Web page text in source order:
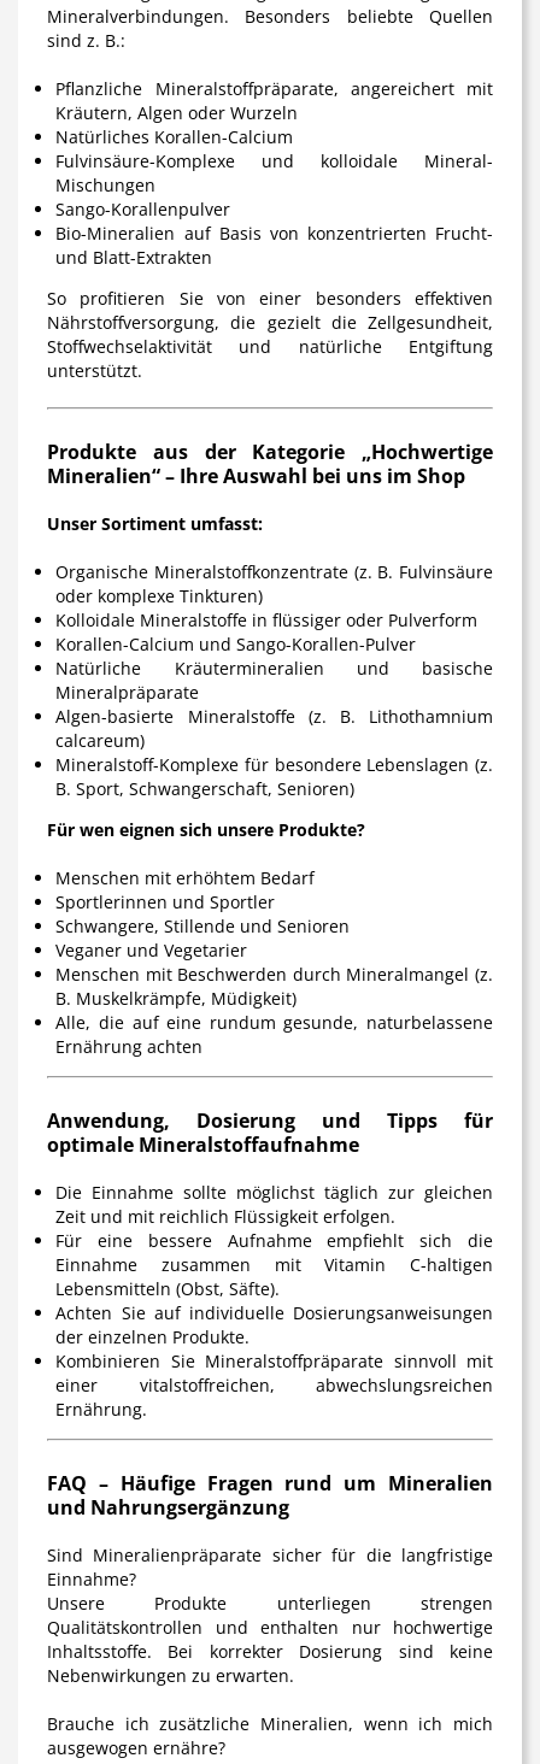
Mineralverbindungen. Besonders beliebte Quellen
sind z. B.:
Pflanzliche Mineralstoffpräparate, angereichert mit
Kräutern, Algen oder Wurzeln
Natürliches Korallen-Calcium
Fulvinsäure-Komplexe und kolloidale Mineral-
Mischungen
Sango-Korallenpulver
Bio-Mineralien auf Basis von konzentrierten Frucht-
und Blatt-Extrakten
So profitieren Sie von einer besonders effektiven
Nährstoffversorgung, die gezielt die Zellgesundheit,
Stoffwechselaktivität und natürliche Entgiftung
unterstützt.
Produkte aus der Kategorie „Hochwertige
Mineralien“ – Ihre Auswahl bei uns im Shop
Unser Sortiment umfasst:
Organische Mineralstoffkonzentrate (z. B. Fulvinsäure
oder komplexe Tinkturen)
Kolloidale Mineralstoffe in flüssiger oder Pulverform
Korallen-Calcium und Sango-Korallen-Pulver
Natürliche Kräutermineralien und basische
Mineralpräparate
Algen-basierte Mineralstoffe (z. B. Lithothamnium
calcareum)
Mineralstoff-Komplexe für besondere Lebenslagen (z.
B. Sport, Schwangerschaft, Senioren)
Für wen eignen sich unsere Produkte?
Menschen mit erhöhtem Bedarf
Sportlerinnen und Sportler
Schwangere, Stillende und Senioren
Veganer und Vegetarier
Menschen mit Beschwerden durch Mineralmangel (z.
B. Muskelkrämpfe, Müdigkeit)
Alle, die auf eine rundum gesunde, naturbelassene
Ernährung achten
Anwendung, Dosierung und Tipps für
optimale Mineralstoffaufnahme
Die Einnahme sollte möglichst täglich zur gleichen
Zeit und mit reichlich Flüssigkeit erfolgen.
Für eine bessere Aufnahme empfiehlt sich die
Einnahme zusammen mit Vitamin C-haltigen
Lebensmitteln (Obst, Säfte).
Achten Sie auf individuelle Dosierungsanweisungen
der einzelnen Produkte.
Kombinieren Sie Mineralstoffpräparate sinnvoll mit
einer vitalstoffreichen, abwechslungsreichen
Ernährung.
FAQ – Häufige Fragen rund um Mineralien
und Nahrungsergänzung
Sind Mineralienpräparate sicher für die langfristige
Einnahme?
Unsere Produkte unterliegen strengen
Qualitätskontrollen und enthalten nur hochwertige
Inhaltsstoffe. Bei korrekter Dosierung sind keine
Nebenwirkungen zu erwarten.
Brauche ich zusätzliche Mineralien, wenn ich mich
ausgewogen ernähre?